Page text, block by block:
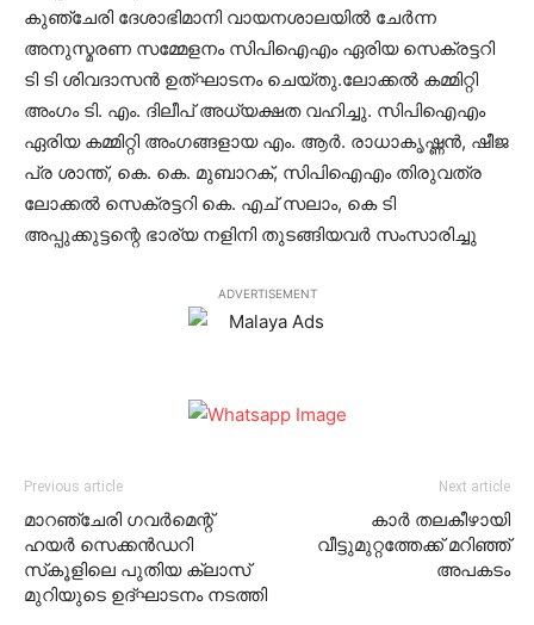
കുഞ്ചേരി ദേശാഭിമാനി വായനശാലയില്‍ ചേര്‍ന്ന
അനുസ്മരണ സമ്മേളനം സിപിഐഎം ഏരിയ സെക്രട്ടറി
ടി ടി ശിവദാസന്‍ ഉത്ഘാടനം ചെയ്തു.ലോക്കല്‍ കമ്മിറ്റി
അംഗം ടി. എം. ദിലീപ് അധ്യക്ഷത വഹിച്ചു. സിപിഐഎം
ഏരിയ കമ്മിറ്റി അംഗങ്ങളായ എം. ആര്‍. രാധാകൃഷ്ണന്‍, ഷീജ
പ്ര ശാന്ത്, കെ. കെ. മുബാറക്, സിപിഐഎം തിരുവത്ര
ലോക്കല്‍ സെക്രട്ടറി കെ. എച് സലാം, കെ ടി
അപ്പുക്കുട്ടന്റെ ഭാര്യ നളിനി തുടങ്ങിയവര്‍ സംസാരിച്ചു
ADVERTISEMENT
Previous article
മാറഞ്ചേരി ഗവര്‍മെന്റ്
ഹയര്‍ സെക്കന്‍ഡറി
സ്‌കൂളിലെ പുതിയ ക്ലാസ്
മുറിയുടെ ഉദ്ഘാടനം നടത്തി
Next article
കാര്‍ തലകീഴായി
വീട്ടുമുറ്റത്തേക്ക് മറിഞ്ഞ്
അപകടം